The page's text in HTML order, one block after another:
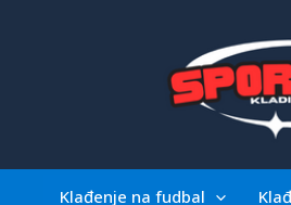
Klađenje na fudbal